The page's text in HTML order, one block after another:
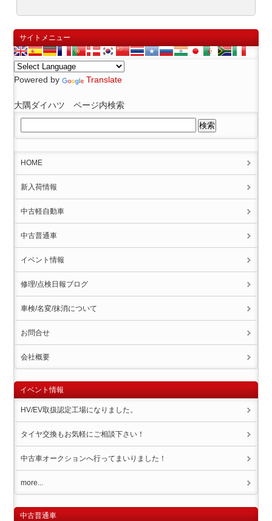
サイトメニュー
Powered by Translate
大隅ダイハツ ページ内検索
HOME
新入荷情報
中古軽自動車
中古普通車
イベント情報
修理/点検日報ブログ
車検/名変/抹消について
お問合せ
会社概要
イベント情報
HV/EV取扱認定工場になりました。
タイヤ交換もお気軽にご相談下さい！
中古車オークションへ行ってまいりました！
more...
中古普通車